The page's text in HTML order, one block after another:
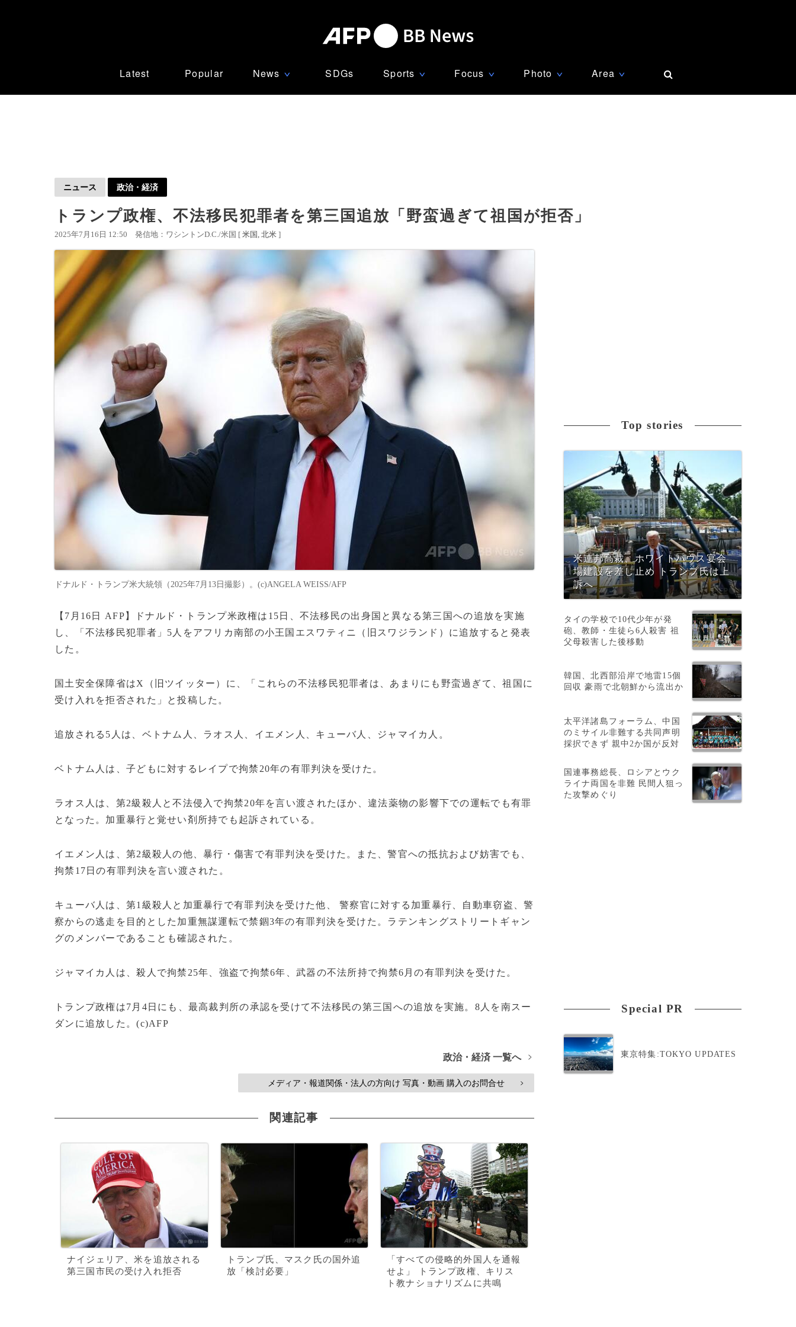
Latest Popular News ∨ SDGs Sports ∨ Focus ∨ Photo ∨ Area ∨
ニュース 政治・経済
トランプ政権、不法移民犯罪者を第三国追放「野蛮過ぎて祖国が拒否」
2025年7月16日 12:50 発信地：ワシントンD.C./米国 [ 米国 北米 ]
ドナルド・トランプ米大統領（2025年7月13日撮影）。(c)ANGELA WEISS/AFP
【7月16日 AFP】ドナルド・トランプ米政権は15日、不法移民の出身国と異なる第三国への追放を実施
し、「不法移民犯罪者」5人をアフリカ南部の小王国エスワティニ（旧スワジランド）に追放すると発表
した。
国土安全保障省はX（旧ツイッター）に、「これらの不法移民犯罪者は、あまりにも野蛮過ぎて、祖国に
受け入れを拒否された」と投稿した。
追放される5人は、ベトナム人、ラオス人、イエメン人、キューバ人、ジャマイカ人。
ベトナム人は、子どもに対するレイプで拘禁20年の有罪判決を受けた。
ラオス人は、第2級殺人と不法侵入で拘禁20年を言い渡されたほか、違法薬物の影響下での運転でも有罪
となった。加重暴行と覚せい剤所持でも起訴されている。
イエメン人は、第2級殺人の他、暴行・傷害で有罪判決を受けた。また、警官への抵抗および妨害でも、
拘禁17日の有罪判決を言い渡された。
キューバ人は、第1級殺人と加重暴行で有罪判決を受けた他、 警察官に対する加重暴行、自動車窃盗、警
察からの逃走を目的とした加重無謀運転で禁錮3年の有罪判決を受けた。ラテンキングストリートギャン
グのメンバーであることも確認された。
ジャマイカ人は、殺人で拘禁25年、強盗で拘禁6年、武器の不法所持で拘禁6月の有罪判決を受けた。
トランプ政権は7月4日にも、最高裁判所の承認を受けて不法移民の第三国への追放を実施。8人を南スー
ダンに追放した。(c)AFP
政治・経済 一覧へ >
メディア・報道関係・法人の方向け 写真・動画 購入のお問合せ >
関連記事
ナイジェリア、米を追放される
第三国市民の受け入れ拒否
トランプ氏、マスク氏の国外追
放「検討必要」
「すべての侵略的外国人を通報
せよ」 トランプ政権、キリス
ト教ナショナリズムに共鳴
Top stories
米連邦高裁、ホワイトハウス宴会
場建設を差し止め トランプ氏は上
訴へ
タイの学校で10代少年が発
砲、教師・生徒ら6人殺害 祖
父母殺害した後移動
韓国、北西部沿岸で地雷15個
回収 豪雨で北朝鮮から流出か
太平洋諸島フォーラム、中国
のミサイル非難する共同声明
採択できず 親中2か国が反対
国連事務総長、ロシアとウク
ライナ両国を非難 民間人狙っ
た攻撃めぐり
Special PR
東京特集:TOKYO UPDATES